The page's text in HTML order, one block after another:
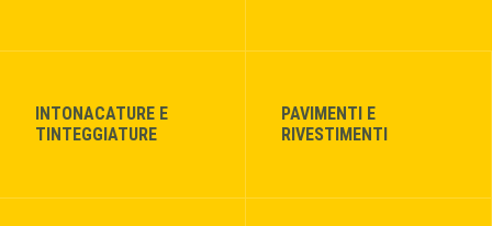
INTONACATURE E
TINTEGGIATURE
PAVIMENTI E
RIVESTIMENTI